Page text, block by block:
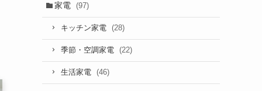
家電 (97)
キッチン家電 (28)
季節・空調家電 (22)
生活家電 (46)